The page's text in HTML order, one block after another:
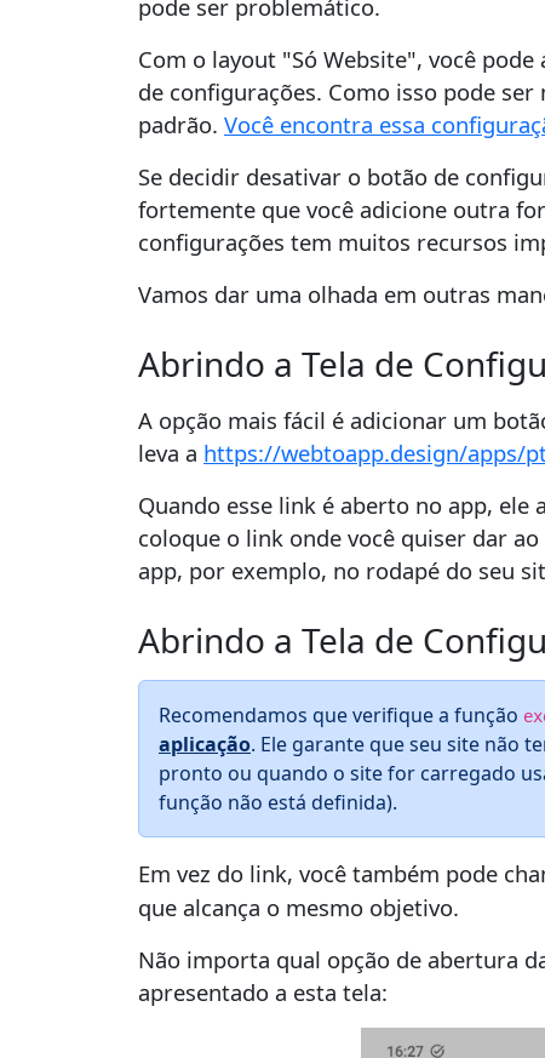
pode ser problemático.
Com o layout "Só Website", você
de configurações. Como isso pode
padrão. Você encontra essa
Se decidir desativar o botão de
fortemente que você adicione outra
configurações tem muitos recursos
Vamos dar uma olhada em outras
Abrindo a Tela de
A opção mais fácil é adicionar um
leva a https://webtoapp.design/apps/
Quando esse link é aberto no app, ele
coloque o link onde você quiser dar
app, por exemplo, no rodapé do seu
Abrindo a Tela de
Recomendamos que verifique a função
aplicação. Ele garante que seu site não
pronto ou quando o site for carregado
função não está definida).
Em vez do link, você também pode
que alcança o mesmo objetivo.
Não importa qual opção de abertura
apresentado a esta tela: